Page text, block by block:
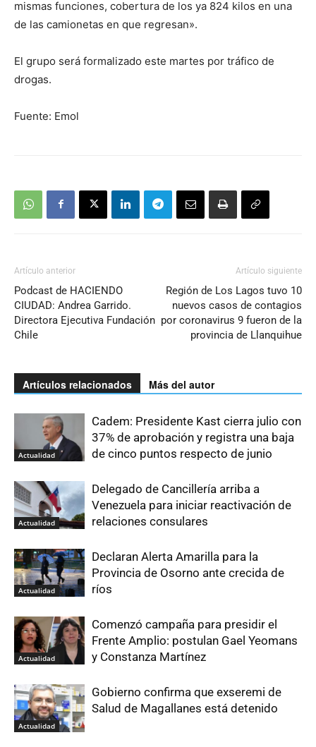
mismas funciones, cobertura de los ya 824 kilos en una
de las camionetas en que regresan».
El grupo será formalizado este martes por tráfico de
drogas.
Fuente: Emol
Artículo anterior
Podcast de HACIENDO
CIUDAD: Andrea Garrido.
Directora Ejecutiva Fundación
Chile
Artículo siguiente
Región de Los Lagos tuvo 10
nuevos casos de contagios
por coronavirus 9 fueron de la
provincia de Llanquihue
Artículos relacionados Más del autor
Actualidad
Cadem: Presidente Kast cierra julio con
37% de aprobación y registra una baja
de cinco puntos respecto de junio
Actualidad
Delegado de Cancillería arriba a
Venezuela para iniciar reactivación de
relaciones consulares
Actualidad
Declaran Alerta Amarilla para la
Provincia de Osorno ante crecida de
ríos
Actualidad
Comenzó campaña para presidir el
Frente Amplio: postulan Gael Yeomans
y Constanza Martínez
Actualidad
Gobierno confirma que exseremi de
Salud de Magallanes está detenido